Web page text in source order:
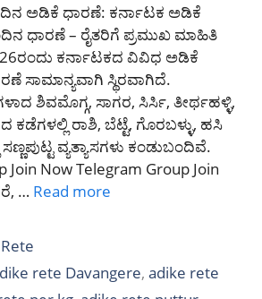
ಅಡಿಕೆ ಧಾರಣೆ: ಕರ್ನಾಟಕ ಅಡಿಕೆ
ಧಾರಣೆ – ರೈತರಿಗೆ ಪ್ರಮುಖ ಮಾಹಿತಿ
ಕರ್ನಾಟಕದ ವಿವಿಧ ಅಡಿಕೆ
ಸಾಮಾನ್ಯವಾಗಿ ಸ್ಥಿರವಾಗಿದೆ.
ಶಿವಮೊಗ್ಗ, ಸಾಗರ, ಸಿರ್ಸಿ, ತೀರ್ಥಹಳ್ಳಿ,
ರಾಶಿ, ಬೆಟ್ಟೆ, ಗೊರಬಳ್ಳು, ಹಸಿ
ವ್ಯತ್ಯಾಸಗಳು ಕಂಡುಬಂದಿವೆ.
Join Now Telegram Group Join
… Read more
rete Davangere,adike rete